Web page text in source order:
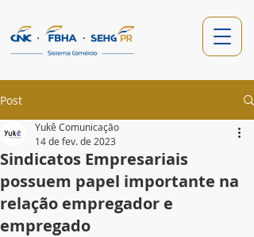
Post
Sindicatos Empresariais
possuem papel importante na
relação empregador e
empregado
Yukê Comunicação
14 de fev. de 2023